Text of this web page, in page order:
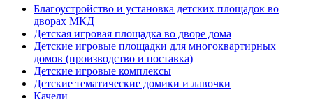
Благоустройство и установка детских площадок во
дворах МКД
Детская игровая площадка во дворе дома
Детские игровые площадки для многоквартирных
домов (производство и поставка)
Детские игровые комплексы
Детские тематические домики и лавочки
Качели